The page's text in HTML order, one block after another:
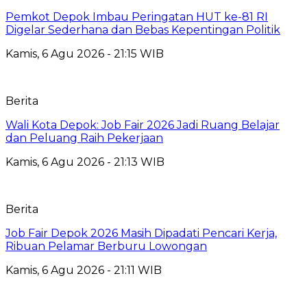
Pemkot Depok Imbau Peringatan HUT ke-81 RI
Digelar Sederhana dan Bebas Kepentingan Politik
Kamis, 6 Agu 2026 - 21:15 WIB
Berita
Wali Kota Depok: Job Fair 2026 Jadi Ruang Belajar
dan Peluang Raih Pekerjaan
Kamis, 6 Agu 2026 - 21:13 WIB
Berita
Job Fair Depok 2026 Masih Dipadati Pencari Kerja,
Ribuan Pelamar Berburu Lowongan
Kamis, 6 Agu 2026 - 21:11 WIB